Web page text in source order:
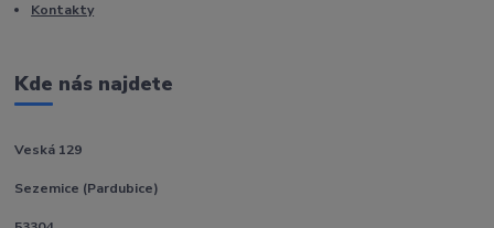
Kontakty
Kde nás najdete
Veská 129
Sezemice (Pardubice)